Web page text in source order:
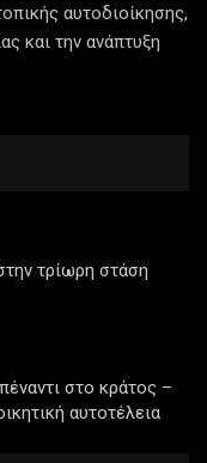
αυτοδιοίκησης,
και την ανάπτυξη
τρίωρη στάση
στο κράτος –
αυτοτέλεια